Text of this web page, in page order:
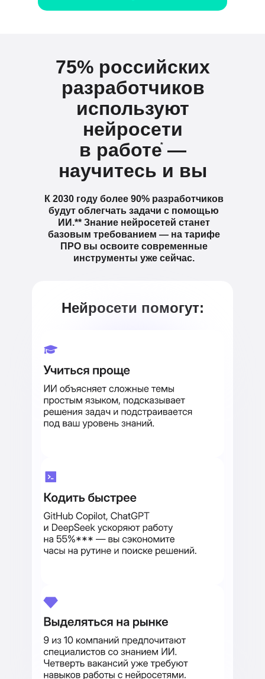
К 2030 году более 90% разработчиков
будут облегчать задачи с помощью
ИИ.** Знание нейросетей станет
базовым требованием — на тарифе
ПРО вы освоите современные
инструменты уже сейчас.
Нейросети помогут:
75% российских
разработчиков
используют
нейросети
в работе —
научитесь и вы
*